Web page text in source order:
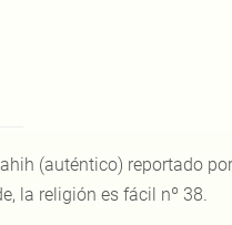
(auténtico) reportado
la religión es fácil nº 38.